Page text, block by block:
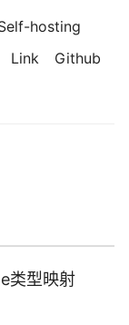
hosting
Link
Github
类型映射